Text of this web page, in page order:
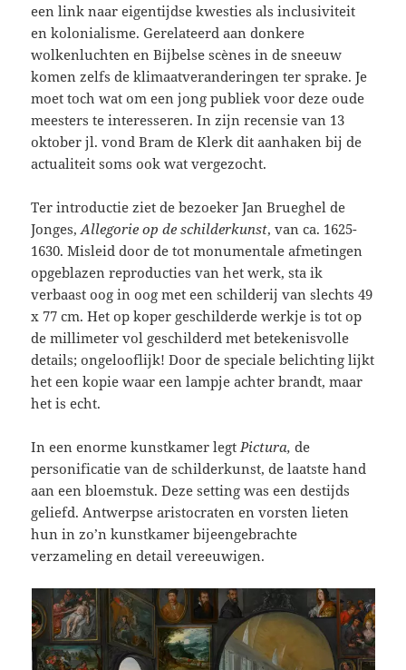
een link naar eigentijdse kwesties als inclusiviteit
en kolonialisme. Gerelateerd aan donkere
wolkenluchten en Bijbelse scènes in de sneeuw
komen zelfs de klimaatveranderingen ter sprake. Je
moet toch wat om een jong publiek voor deze oude
meesters te interesseren. In zijn recensie van 13
oktober jl. vond Bram de Klerk dit aanhaken bij de
actualiteit soms ook wat vergezocht.
Ter introductie ziet de bezoeker Jan Brueghel de
Jonges,Allegorie op de schilderkunst, van ca. 1625-
1630. Misleid door de tot monumentale afmetingen
opgeblazen reproducties van het werk, sta ik
verbaast oog in oog met een schilderij van slechts 49
x 77 cm. Het op koper geschilderde werkje is tot op
de millimeter vol geschilderd met betekenisvolle
details; ongelooflijk! Door de speciale belichting lijkt
het een kopie waar een lampje achter brandt, maar
het is echt.
In een enorme kunstkamer legtPictura, de
personificatie van de schilderkunst, de laatste hand
aan een bloemstuk. Deze setting was een destijds
geliefd. Antwerpse aristocraten en vorsten lieten
hun in zo’n kunstkamer bijeengebrachte
verzameling en detail vereeuwigen.